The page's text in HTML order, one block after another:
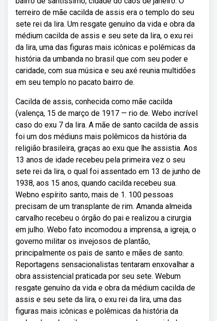
terreiro de mãe cacilda de assis era o templo do seu
sete rei da lira. Um resgate genuíno da vida e obra da
médium cacilda de assis e seu sete da lira, o exu rei
da lira, uma das figuras mais icônicas e polêmicas da
história da umbanda no brasil que com seu poder e
caridade, com sua música e seu axé reunia multidões
em seu templo no pacato bairro de.
Cacilda de assis, conhecida como mãe cacilda
(valença, 15 de março de 1917 — rio de. Webo incrível
caso do exu 7 da lira. A mãe de santo cacilda de assis
foi um dos médiuns mais polêmicos da história da
religião brasileira, graças ao exu que lhe assistia. Aos
13 anos de idade recebeu pela primeira vez o seu
sete rei da lira, o qual foi assentado em 13 de junho de
1938, aos 15 anos, quando cacilda recebeu sua.
Webno espírito santo, mais de 1. 100 pessoas
precisam de um transplante de rim. Amanda almeida
carvalho recebeu o órgão do pai e realizou a cirurgia
em julho. Webo fato incomodou a imprensa, a igreja, o
governo militar os invejosos de plantão,
principalmente os pais de santo e mães de santo.
Reportagens sensacionalistas tentaram enxovalhar a
obra assistencial praticada por seu sete. Webum
resgate genuíno da vida e obra da médium cacilda de
assis e seu sete da lira, o exu rei da lira, uma das
figuras mais icônicas e polêmicas da história da